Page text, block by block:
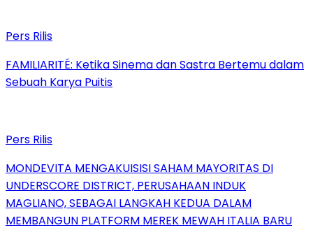
Pers Rilis
FAMILIARITÉ: Ketika Sinema dan Sastra Bertemu dalam
Sebuah Karya Puitis
Pers Rilis
MONDEVITA MENGAKUISISI SAHAM MAYORITAS DI
UNDERSCORE DISTRICT, PERUSAHAAN INDUK
MAGLIANO, SEBAGAI LANGKAH KEDUA DALAM
MEMBANGUN PLATFORM MEREK MEWAH ITALIA BARU